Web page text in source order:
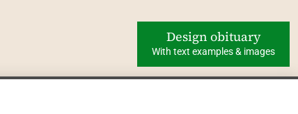
Design obituary
With text examples & images